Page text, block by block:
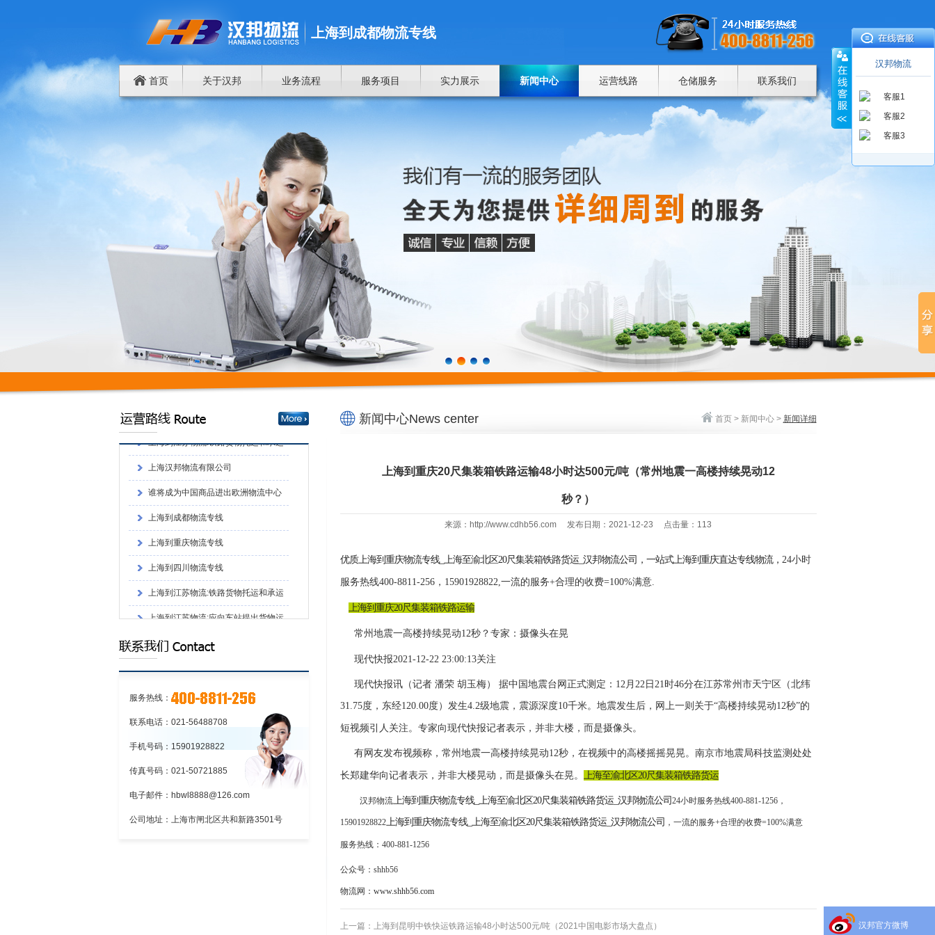
上海到成都物流专线
首页 关于汉邦 业务流程 服务项目 实力展示 新闻中心 运营线路 仓储服务 联系我们
谁将成为中国商品进出欧洲物流中心
上海到成都物流专线
上海到江苏物流:铁路货物托运和承运
的程序上海到江苏物流:铁路货物托运和承
运的程序
上海到江苏物流:应向车站提出货物运
单和运单上海到江苏物流:铁路货物托运和承运
上海汉邦物流有限公司
谁将成为中国商品进出欧洲物流中心
上海到成都物流专线
上海到重庆物流专线
上海到四川物流专线
上海到江苏物流:铁路货物托运和承运
的程序上海到江苏物流:铁路货物托运和承
运的程序
上海到江苏物流:应向车站提出货物运
单和运单上海到江苏物流:铁路货物托运和承运
的程序
服务热线：
联系电话：021-56488708
手机号码：15901928822
传真号码：021-50721885
电子邮件：hbwl8888@126.com
公司地址：上海市闸北区共和新路3501号
新闻中心News center 首页> 新闻中心> 新闻详细
上海到重庆20尺集装箱铁路运输48小时达500元/吨（常州地震一高楼持续晃动12
秒？）
来源：http://www.cdhb56.com 发布日期：2021-12-23 点击量： 113
优质上海到重庆物流专线_上海至渝北区20尺集装箱铁路货运_汉邦物流公司，一站式上海到重庆直达专线物流， 24小时
服务热线400-8811-256，15901928822,一流的服务+合理的收费=100%满意.
上海到重庆20尺集装箱铁路运输
常州地震一高楼持续晃动12秒？专家：摄像头在晃
现代快报2021-12-22 23:00:13关注
现代快报讯（记者潘荣 胡玉梅） 据中国地震台网正式测定：12月22日21时46分在江苏常州市天宁区（北纬
31.75度，东经120.00度）发生4.2级地震，震源深度10千米。地震发生后，网上一则关于“高楼持续晃动12秒”的
短视频引人关注。专家向现代快报记者表示，并非大楼，而是摄像头。
有网友发布视频称，常州地震一高楼持续晃动12秒，在视频中的高楼摇摇晃晃。南京市地震局科技监测处处
长郑建华向记者表示，并非大楼晃动，而是摄像头在晃。 上海至渝北区20尺集装箱铁路货运
汉邦物流上海到重庆物流专线_上海至渝北区20尺集装箱铁路货运_汉邦物流公司 24小时服务热线400-881-1256，
15901928822上海到重庆物流专线_上海至渝北区20尺集装箱铁路货运_汉邦物流公司 ，一流的服务+合理的收费=100%满意
服务热线： 400-881-1256
公众号： shhb56
物流网： www.shhb56.com
上一篇： 上海到昆明中铁快运铁路运输48小时达500元/吨（2021中国电影市场大盘点） 汉邦官方微博
汉邦物流
客服1
客服2
客服3